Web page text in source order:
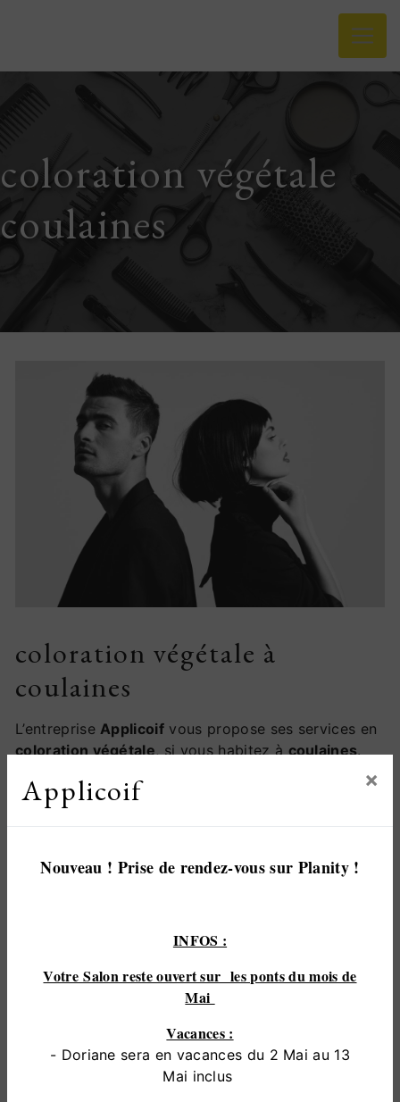
Applicoif ×
Nouveau ! Prise de rendez-vous sur Planity !
INFOS :
Votre Salon reste ouvert sur les ponts du mois de
Mai
Vacances :
- Doriane sera en vacances du 2 Mai au 13
Mai inclus
coloration végétale
coulaines
coloration végétale à
coulaines
L’entrepriseApplicoif vous propose ses services en
coloration végétale, si vous habitez àcoulaines.
faire de qualité, nous mettons tout en oeuvre pour
sommes à l’écoute de vos besoins. Si vous habitez
coulaines, nous sommes à votre disposition pour
est avant tout notre passion et le partager avec
Toute notre équipe est qualifiée et travaille avec
EN SAVOIR PLUS